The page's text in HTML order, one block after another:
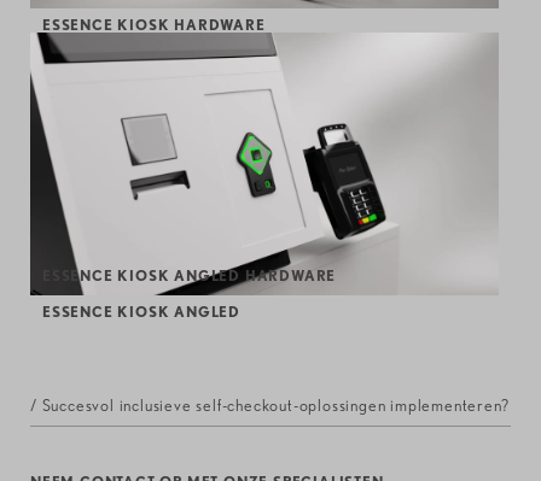
ESSENCE KIOSK HARDWARE
ESSENCE KIOSK ANGLED HARDWARE
ESSENCE KIOSK ANGLED
/ Succesvol inclusieve self-checkout-oplossingen implementeren?